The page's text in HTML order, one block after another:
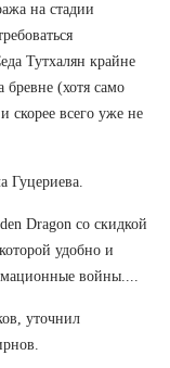
на стадии
Тутхалян крайне
бревне (хотя само
всего уже не
Гуцериева.
Dragon со скидкой
удобно и
войны....
уточнил